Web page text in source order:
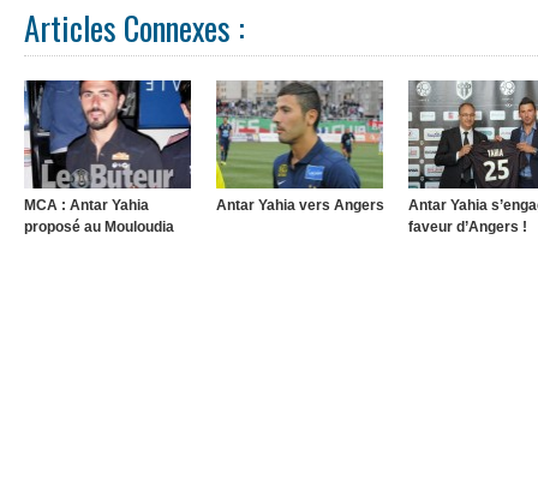
Articles Connexes :
MCA : Antar Yahia
proposé au Mouloudia
Antar Yahia vers Angers
Antar Yahia
faveur d’Angers !